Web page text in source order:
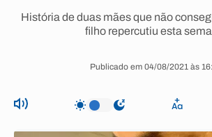
História de duas mães que não
filho repercutiu esta
Publicado em 04/08/2021 às